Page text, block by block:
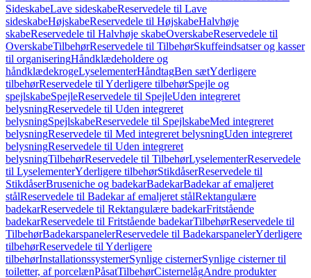
SideskabeLave sideskabeReservedele til Lave
sideskabeHøjskabeReservedele til HøjskabeHalvhøje
skabeReservedele til Halvhøje skabeOverskabeReservedele til
OverskabeTilbehørReservedele til TilbehørSkuffeindsatser og kasser
til organiseringHåndklædeholdere og
håndklædekrogeLyselementerHåndtagBen sætYderligere
tilbehørReservedele til Yderligere tilbehørSpejle og
spejlskabeSpejleReservedele til SpejleUden integreret
belysningReservedele til Uden integreret
belysningSpejlskabeReservedele til SpejlskabeMed integreret
belysningReservedele til Med integreret belysningUden integreret
belysningReservedele til Uden integreret
belysningTilbehørReservedele til TilbehørLyselementerReservedele
til LyselementerYderligere tilbehørStikdåserReservedele til
StikdåserBruseniche og badekarBadekarBadekar af emaljeret
stålReservedele til Badekar af emaljeret stålRektangulære
badekarReservedele til Rektangulære badekarFritstående
badekarReservedele til Fritstående badekarTilbehørReservedele til
TilbehørBadekarspanelerReservedele til BadekarspanelerYderligere
tilbehørReservedele til Yderligere
tilbehørInstallationssystemerSynlige cisternerSynlige cisterner til
toiletter, af porcelænPåsatTilbehørCisternelågAndre produkter